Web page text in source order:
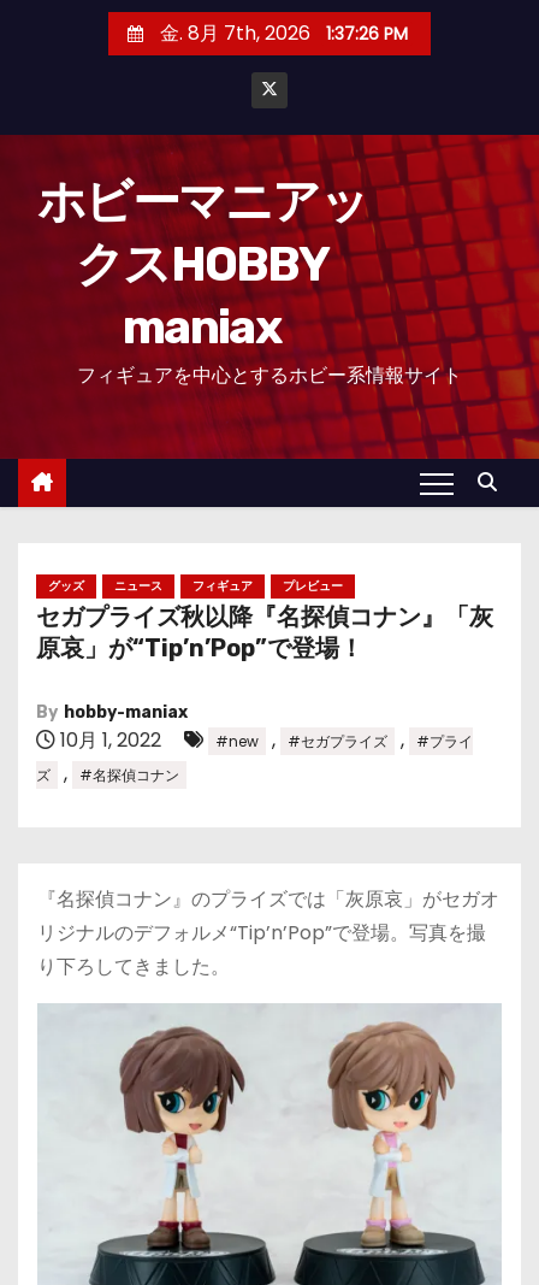
金. 8月 7th, 2026 1:37:27 PM
ホビーマニアッ
クスHOBBY
maniax
フィギュアを中心とするホビー系情報サイト
グッズ ニュース フィギュア プレビュー
セガプライズ秋以降『名探偵コナン』「灰
原哀」が“Tip’n’Pop”で登場！
By hobby-maniax
10月 1, 2022 #new , #セガプライズ ,
#プライ
ズ
, #名探偵コナン
『名探偵コナン』のプライズでは「灰原哀」がセガオ
リジナルのデフォルメ“Tip’n’Pop”で登場。写真を撮
り下ろしてきました。